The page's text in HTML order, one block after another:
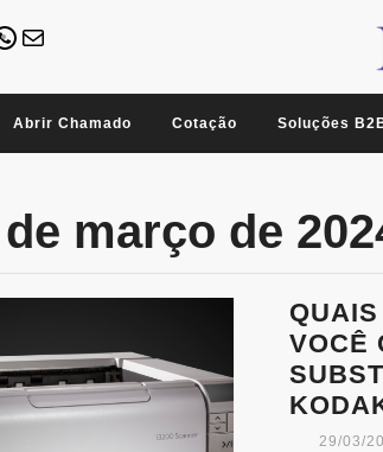
WhatsApp
Abrir Chamado Cotação Soluções
março de
VOCÊ
29/03/